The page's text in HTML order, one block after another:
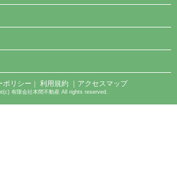
ポリシー ｜ 利用規約 ｜アクセスマップ
有限会社本間不動産 All rights reserved.